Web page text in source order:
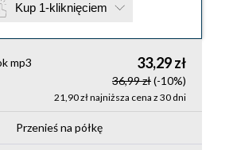
Kup 1-kliknięciem
mp3 33,29 zł
36,99 zł(-10%)
21,90 zł najniższa cena z 30 dni
Przenieś na półkę